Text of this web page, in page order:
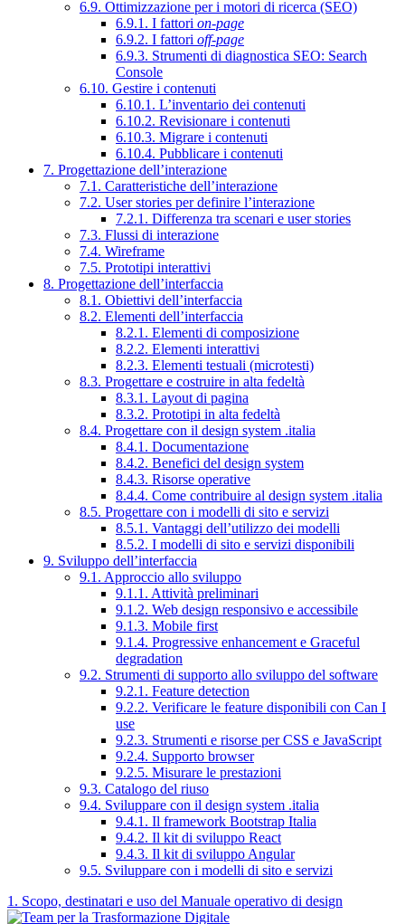
6.9. Ottimizzazione per i motori di ricerca (SEO)
6.9.1. I fattori on-page
6.9.2. I fattori off-page
6.9.3. Strumenti di diagnostica SEO: Search
Console
6.10. Gestire i contenuti
6.10.1. L’inventario dei contenuti
6.10.2. Revisionare i contenuti
6.10.3. Migrare i contenuti
6.10.4. Pubblicare i contenuti
7. Progettazione dell’interazione
7.1. Caratteristiche dell’interazione
7.2. User stories per definire l’interazione
7.2.1. Differenza tra scenari e user stories
7.3. Flussi di interazione
7.4. Wireframe
7.5. Prototipi interattivi
8. Progettazione dell’interfaccia
8.1. Obiettivi dell’interfaccia
8.2. Elementi dell’interfaccia
8.2.1. Elementi di composizione
8.2.2. Elementi interattivi
8.2.3. Elementi testuali (microtesti)
8.3. Progettare e costruire in alta fedeltà
8.3.1. Layout di pagina
8.3.2. Prototipi in alta fedeltà
8.4. Progettare con il design system .italia
8.4.1. Documentazione
8.4.2. Benefici del design system
8.4.3. Risorse operative
8.4.4. Come contribuire al design system .italia
8.5. Progettare con i modelli di sito e servizi
8.5.1. Vantaggi dell’utilizzo dei modelli
8.5.2. I modelli di sito e servizi disponibili
9. Sviluppo dell’interfaccia
9.1. Approccio allo sviluppo
9.1.1. Attività preliminari
9.1.2. Web design responsivo e accessibile
9.1.3. Mobile first
9.1.4. Progressive enhancement e Graceful
degradation
9.2. Strumenti di supporto allo sviluppo del software
9.2.1. Feature detection
9.2.2. Verificare le feature disponibili con Can I
use
9.2.3. Strumenti e risorse per CSS e JavaScript
9.2.4. Supporto browser
9.2.5. Misurare le prestazioni
9.3. Catalogo del riuso
9.4. Sviluppare con il design system .italia
9.4.1. Il framework Bootstrap Italia
9.4.2. Il kit di sviluppo React
9.4.3. Il kit di sviluppo Angular
9.5. Sviluppare con i modelli di sito e servizi
1. Scopo, destinatari e uso del Manuale operativo di design